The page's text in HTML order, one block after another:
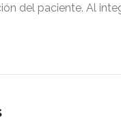
del paciente. Al